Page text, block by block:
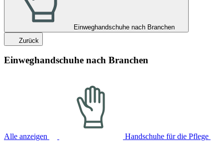
Einweghandschuhe nach Branchen
Zurück
Einweghandschuhe nach Branchen
Alle anzeigen Handschuhe für die Pflege